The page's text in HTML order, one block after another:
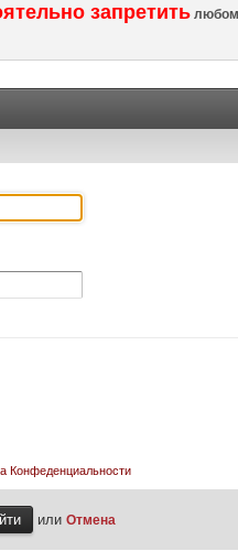
запретить
Конфеденциальности
илиОтмена